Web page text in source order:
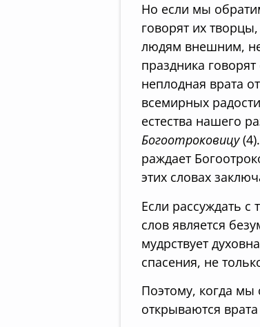
Но если мы
говорят их
людям внешним,
праздника
неплодная врата
всемирных
естества нашего
Богоотроковицу
раждает
этих словах
Если рассуждать с
слов является
мудрствует
спасения, не
Поэтому, когда
открываются